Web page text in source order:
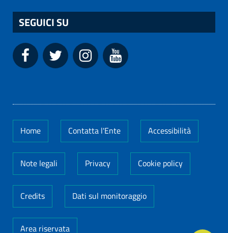
SEGUICI SU
Home Contatta l'Ente Accessibilità
Note legali Privacy Cookie policy
Credits Dati sul monitoraggio
Area riservata